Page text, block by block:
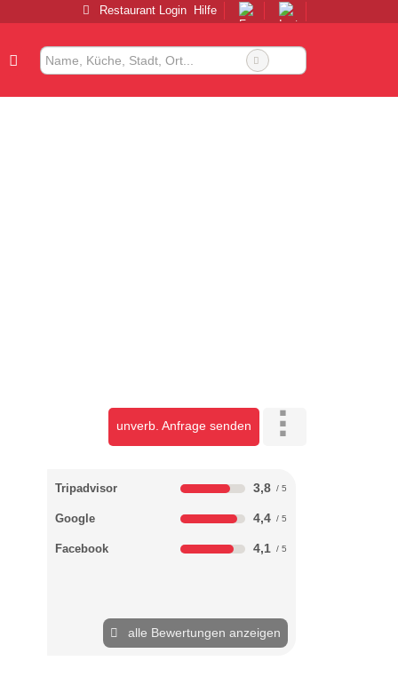
Restaurant Login Hilfe
unverb. Anfrage senden
Tripadvisor 3,8
Google 4,4
Facebook 4,1
alle Bewertungen anzeigen